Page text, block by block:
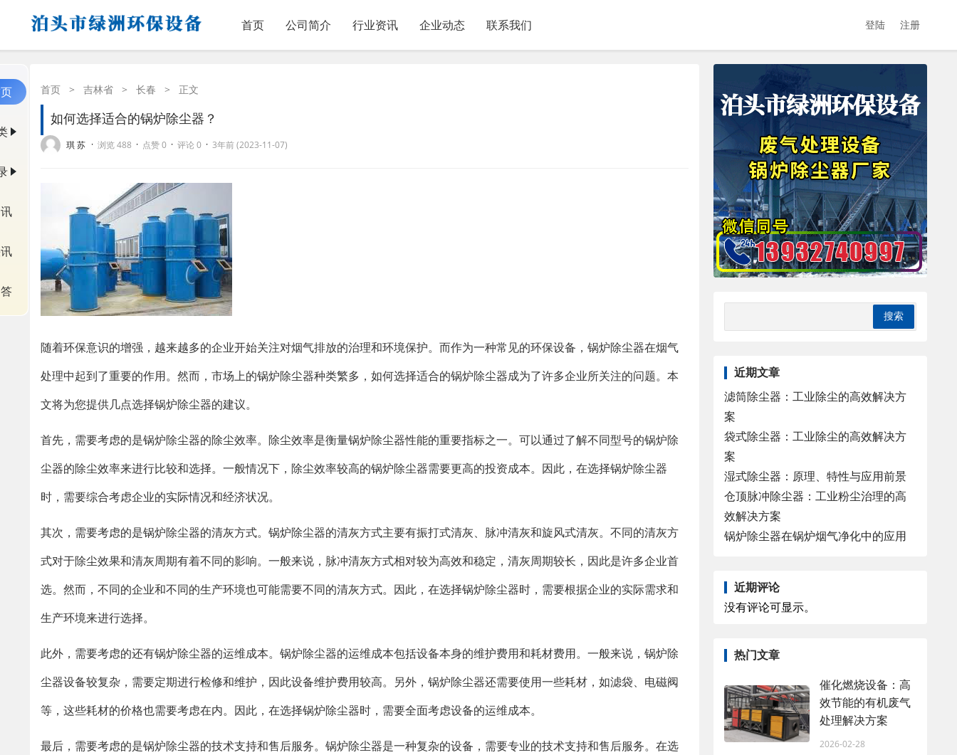
首页 公司简介 行业资讯 企业动态 联系我们 登陆 注册
首页 > 吉林省 > 长春 > 正文
如何选择适合的锅炉除尘器？
琪 苏 · 浏览 488 · 点赞 0 · 评论 0 · 3年前 (2023-11-07)
随着环保意识的增强，越来越多的企业开始关注对烟气排放的治理和环境保护。而作为一种常见的环保设备，锅炉除尘器在烟气
处理中起到了重要的作用。然而，市场上的锅炉除尘器种类繁多，如何选择适合的锅炉除尘器成为了许多企业所关注的问题。本
文将为您提供几点选择锅炉除尘器的建议。
首先，需要考虑的是锅炉除尘器的除尘效率。除尘效率是衡量锅炉除尘器性能的重要指标之一。可以通过了解不同型号的锅炉除
尘器的除尘效率来进行比较和选择。一般情况下，除尘效率较高的锅炉除尘器需要更高的投资成本。因此，在选择锅炉除尘器
时，需要综合考虑企业的实际情况和经济状况。
其次，需要考虑的是锅炉除尘器的清灰方式。锅炉除尘器的清灰方式主要有振打式清灰、脉冲清灰和旋风式清灰。不同的清灰方
式对于除尘效果和清灰周期有着不同的影响。一般来说，脉冲清灰方式相对较为高效和稳定，清灰周期较长，因此是许多企业首
选。然而，不同的企业和不同的生产环境也可能需要不同的清灰方式。因此，在选择锅炉除尘器时，需要根据企业的实际需求和
生产环境来进行选择。
此外，需要考虑的还有锅炉除尘器的运维成本。锅炉除尘器的运维成本包括设备本身的维护费用和耗材费用。一般来说，锅炉除
尘器设备较复杂，需要定期进行检修和维护，因此设备维护费用较高。另外，锅炉除尘器还需要使用一些耗材，如滤袋、电磁阀
等，这些耗材的价格也需要考虑在内。因此，在选择锅炉除尘器时，需要全面考虑设备的运维成本。
最后，需要考虑的是锅炉除尘器的技术支持和售后服务。锅炉除尘器是一种复杂的设备，需要专业的技术支持和售后服务。在选
近期文章
滤筒除尘器：工业除尘的高效解决方
案
袋式除尘器：工业除尘的高效解决方
案
湿式除尘器：原理、特性与应用前景
仓顶脉冲除尘器：工业粉尘治理的高
效解决方案
锅炉除尘器在锅炉烟气净化中的应用
近期评论
没有评论可显示。
热门文章
催化燃烧设备：高
效节能的有机废气
处理解决方案
2026-02-28